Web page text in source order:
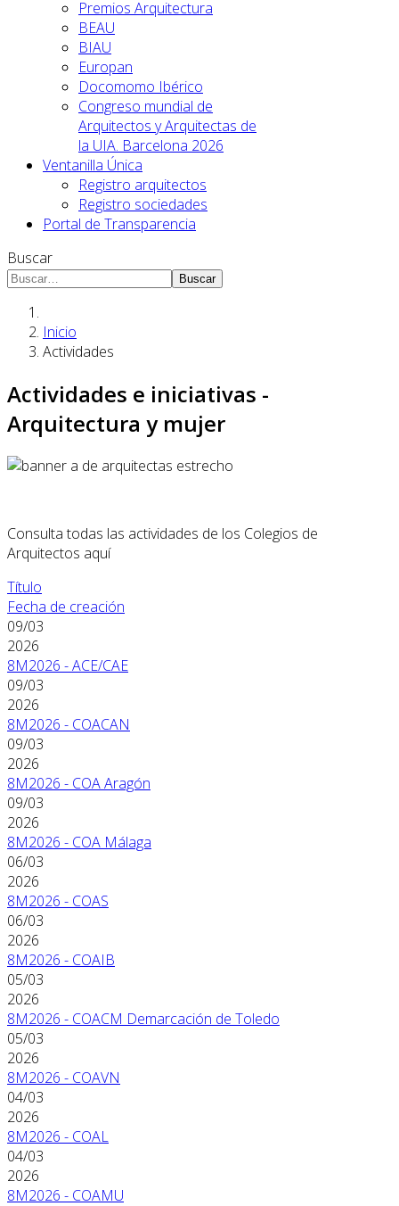
Premios Arquitectura
BEAU
BIAU
Europan
Docomomo Ibérico
Congreso mundial de
Arquitectos y Arquitectas de
la UIA. Barcelona 2026
Ventanilla Única
Registro arquitectos
Registro sociedades
Portal de Transparencia
Buscar
Buscar
Inicio
Actividades
Actividades e iniciativas -
Arquitectura y mujer
Consulta todas las actividades de los Colegios de
Arquitectos aquí
Título
Fecha de creación
09/03
2026
8M2026 - ACE/CAE
09/03
2026
8M2026 - COACAN
09/03
2026
8M2026 - COA Aragón
09/03
2026
8M2026 - COA Málaga
06/03
2026
8M2026 - COAS
06/03
2026
8M2026 - COAIB
05/03
2026
8M2026 - COACM Demarcación de Toledo
05/03
2026
8M2026 - COAVN
04/03
2026
8M2026 - COAL
04/03
2026
8M2026 - COAMU